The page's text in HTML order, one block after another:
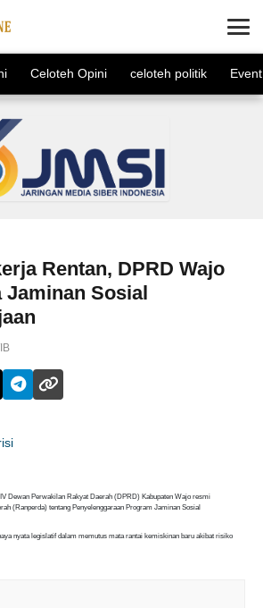
Celoteh Opini celoteh politik Event
Rentan, DPRD Wajo
Jaminan Sosial
Dewan Perwakilan Rakyat Daerah (DPRD) Kabupaten Wajo resmi
(Ranperda) tentang Penyelenggaraan Program Jaminan Sosial
nyata legislatif dalam memutus mata rantai kemiskinan baru akibat risiko